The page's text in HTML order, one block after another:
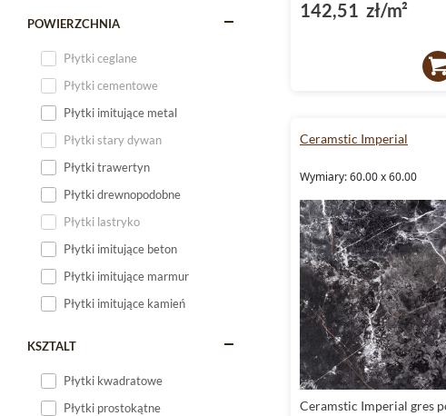
Płytki małe
POWIERZCHNIA
Płytki ceglane
Płytki cementowe
Płytki imitujące metal
Płytki stary dywan
Płytki trawertyn
Płytki drewnopodobne
Płytki lastryko
Płytki imitujące beton
Płytki imitujące marmur
Płytki imitujące kamień
KSZTALT
Płytki kwadratowe
Płytki prostokątne
142,51 zł/m²
Ceramstic Imperial
Wymiary: 60.00 x 60.00
Ceramstic Imperial gres